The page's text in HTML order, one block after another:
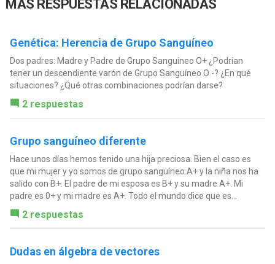
MÁS RESPUESTAS RELACIONADAS
Genética: Herencia de Grupo Sanguíneo
Dos padres: Madre y Padre de Grupo Sanguíneo O+ ¿Podrían
tener un descendiente varón de Grupo Sanguíneo O -? ¿En qué
situaciones? ¿Qué otras combinaciones podrían darse?
2 respuestas
Grupo sanguíneo diferente
Hace unos días hemos tenido una hija preciosa. Bien el caso es
que mi mujer y yo somos de grupo sanguíneo A+ y la niña nos ha
salido con B+. El padre de mi esposa es B+ y su madre A+. Mi
padre es 0+ y mi madre es A+. Todo el mundo dice que es...
2 respuestas
Dudas en álgebra de vectores